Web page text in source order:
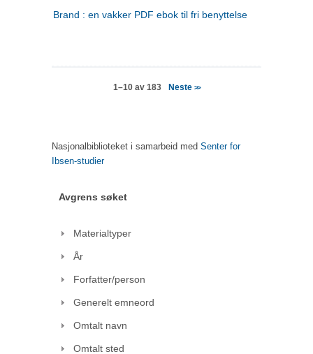
Brand : en vakker PDF ebok til fri benyttelse
1–10 av 183 Neste >>
Nasjonalbiblioteket i samarbeid med Senter for
Ibsen-studier
Avgrens søket
Materialtyper
År
Forfatter/person
Generelt emneord
Omtalt navn
Omtalt sted